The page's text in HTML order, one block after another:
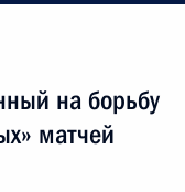
на борьбу
матчей